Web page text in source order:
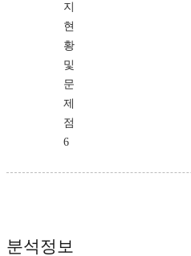
지
현
황
및
문
제
점
6
분석정보